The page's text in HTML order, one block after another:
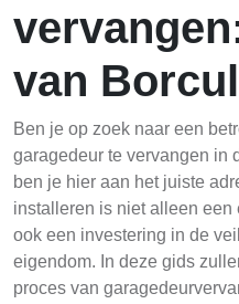
van
Ben je op zoek naar een
garagedeur te vervangen in
ben je hier aan het juiste
installeren is niet alleen een
ook een investering in de
eigendom. In deze gids
proces van